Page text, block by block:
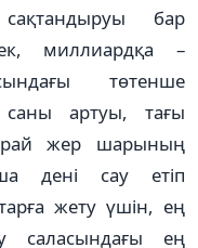
бар
миллиардқа –
төтенше
саны артуы, тағы
жер шарының
дені сау етіп
жету үшін, ең
саласындағы ең